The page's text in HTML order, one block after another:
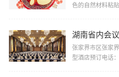
色的自然材料粘
湖南省内会
张家界市区张家
型酒店预订电话